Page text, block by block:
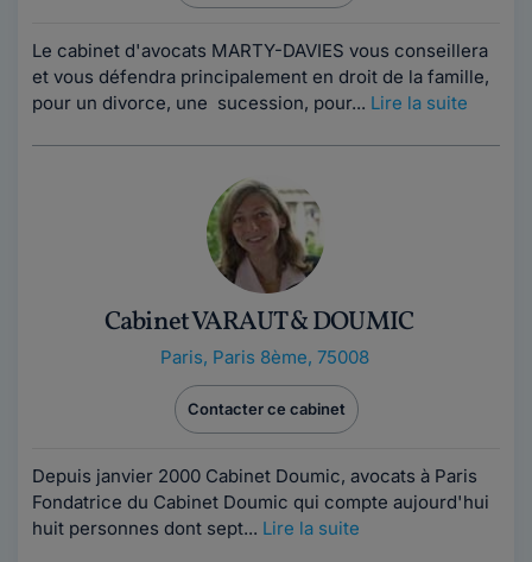
Le cabinet d'avocats MARTY-DAVIES vous conseillera
et vous défendra principalement en droit de la famille,
pour un divorce, une sucession, pour... Lire la suite
Cabinet VARAUT & DOUMIC
Paris, Paris 8ème, 75008
Contacter ce cabinet
Depuis janvier 2000 Cabinet Doumic, avocats à Paris
Fondatrice du Cabinet Doumic qui compte aujourd'hui
huit personnes dont sept... Lire la suite